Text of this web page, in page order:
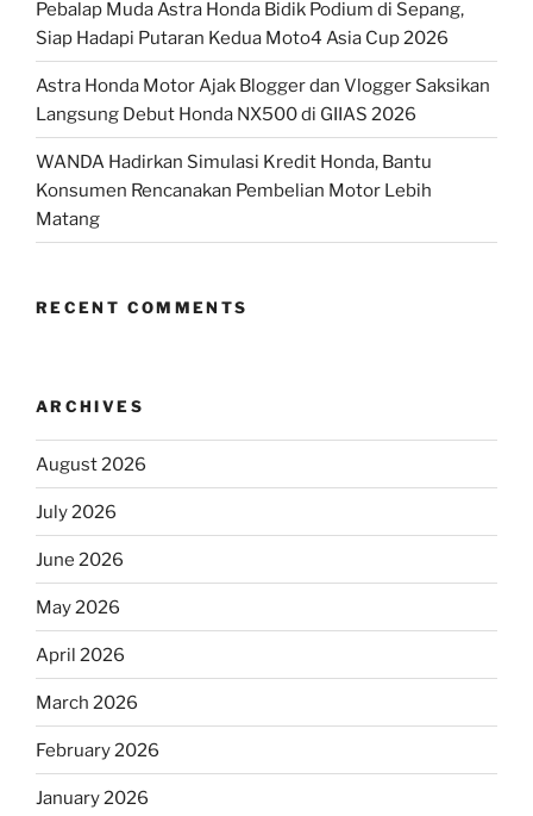
Pebalap Muda Astra Honda Bidik Podium di Sepang,
Siap Hadapi Putaran Kedua Moto4 Asia Cup 2026
Astra Honda Motor Ajak Blogger dan Vlogger Saksikan
Langsung Debut Honda NX500 di GIIAS 2026
WANDA Hadirkan Simulasi Kredit Honda, Bantu
Konsumen Rencanakan Pembelian Motor Lebih
Matang
RECENT COMMENTS
ARCHIVES
August 2026
July 2026
June 2026
May 2026
April 2026
March 2026
February 2026
January 2026